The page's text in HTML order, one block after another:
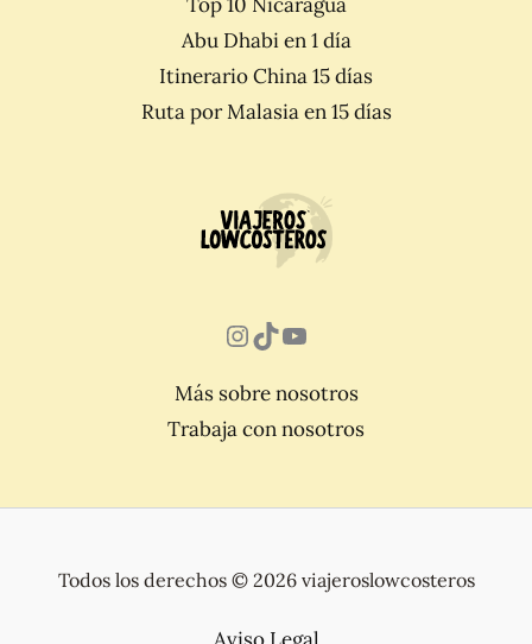
Abu Dhabi en 1 día
Itinerario China 15 días
Ruta por Malasia en 15 días
Instagram
TikTok
YouTube
Más sobre nosotros
Trabaja con nosotros
Todos los derechos © 2026 viajeroslowcosteros